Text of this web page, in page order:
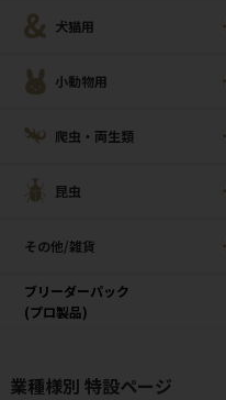
犬猫用
小動物用
爬虫・両生類
昆虫
その他/雑貨
ブリーダーパック
(プロ製品)
業種様別 特設ページ